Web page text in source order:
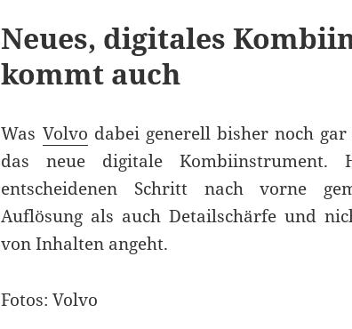
Neues, digitales
kommt auch
Was Volvo dabei generell bisher noch
das neue digitale
entscheidenen Schritt nach vorne
Auflösung als auch Detailschärfe und
von Inhalten angeht.
Fotos: Volvo